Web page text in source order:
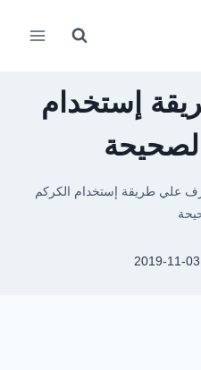
إستخدام
علي طريقة إستخدام الكركم
2019-11-03